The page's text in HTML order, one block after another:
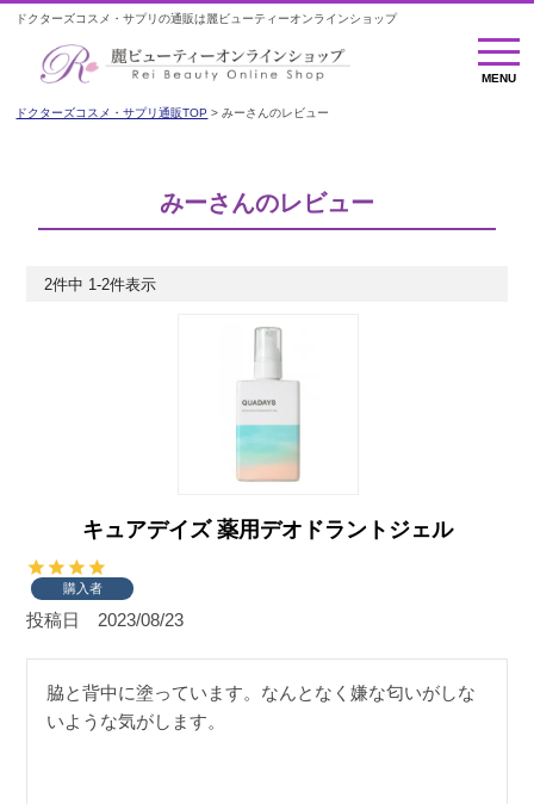
ドクターズコスメ・サプリの通販は麗ビューティーオンラインショップ
MENU
MENU
ドクターズコスメ・サプリ通販TOP みーさんのレビュー
みーさんのレビュー
2件中 1-2件表示
キュアデイズ 薬用デオドラントジェル
購入者
投稿日 2023/08/23
脇と背中に塗っています。なんとなく嫌な匂いがしな
いような気がします。